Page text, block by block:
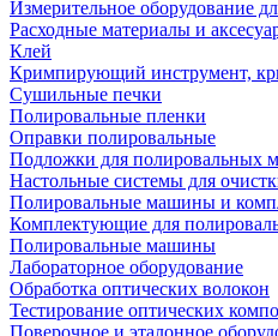
Измерительное оборудование
Расходные материалы и
Клей
Кримпирующий инструмент,
Сушильные печки
Полировальные пленки
Оправки полировальные
Подложки для полировальных
Настольные системы для
Полировальные машины и
Комплектующие для
Полировальные машины
Лабораторное оборудование
Обработка оптических волокон
Тестирование оптических
Поверочное и эталонное